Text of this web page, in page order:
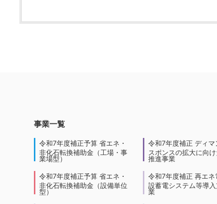
事業一覧
令和7年度補正予算 省エネ・
非化石転換補助金（工場・事
業場型）
令和7年度補正予算 省エネ・
非化石転換補助金（設備単位
型）
令和7年度補正 ディマ
スポンスの拡大に向
推進事業
令和7年度補正 再エネ
設蓄電システム等導
業